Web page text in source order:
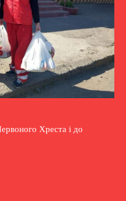
Хреста і до